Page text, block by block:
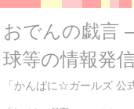
おでんの戯言
球等の情報発信
「かんぱに☆ガールズ 公